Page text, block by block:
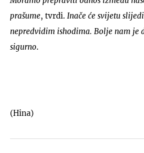
prašume, tvrdi. Inače će svijetu
nepredvidim ishodima. Bolje nam je
sigurno.
(Hina)